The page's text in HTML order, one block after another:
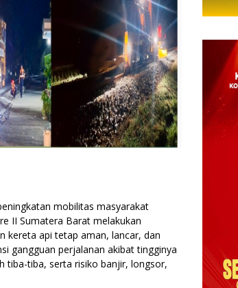
mobilitas masyarakat
II Sumatera Barat melakukan
kereta api tetap aman, lancar, dan
gangguan perjalanan akibat tingginya
tiba-tiba, serta risiko banjir, longsor,